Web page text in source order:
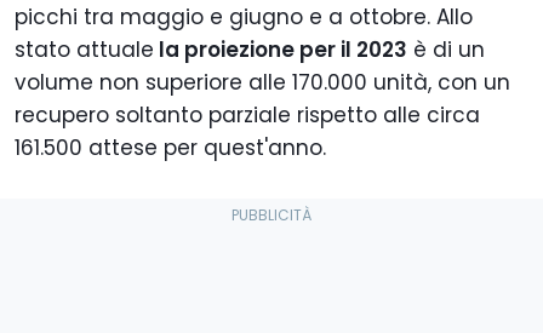
picchi tra maggio e giugno e a ottobre. Allo
stato attuale la proiezione per il 2023 è di un
volume non superiore alle 170.000 unità, con un
recupero soltanto parziale rispetto alle circa
161.500 attese per quest'anno.